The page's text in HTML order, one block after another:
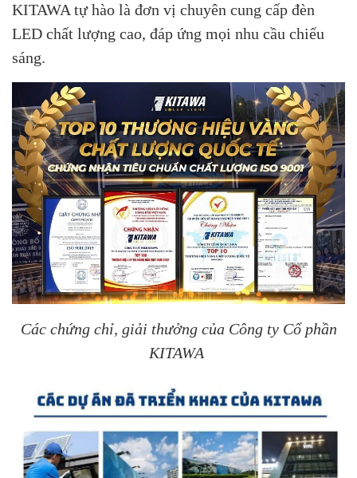
KITAWA tự hào là đơn vị chuyên cung cấp đèn
LED chất lượng cao, đáp ứng mọi nhu cầu chiếu
sáng.
Các chứng chỉ, giải thưởng của Công ty Cổ phần
KITAWA